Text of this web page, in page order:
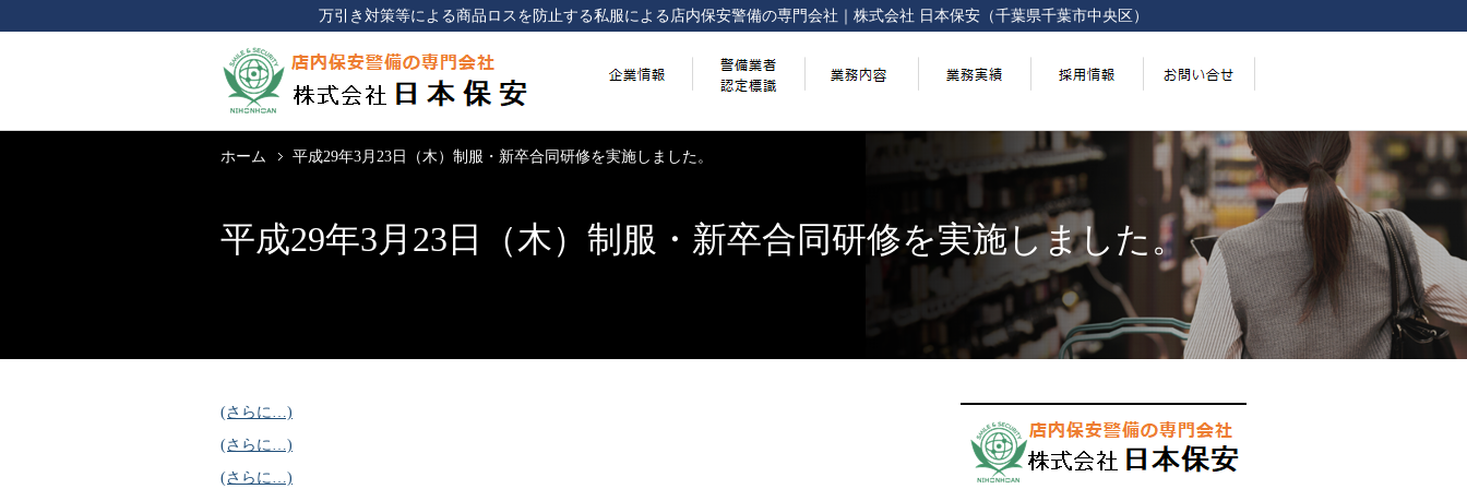
万引き対策等による商品ロスを防止する私服による店内保安警備の専門会社 株式会社 日本保安（千葉県千葉市中央区）
ホーム 平成29年3月23日（木）制服・新卒合同研修を実施しました。
平成29年3月23日（木）制服・新卒合同研修を実施しました。
(さらに…)
(さらに…)
(さらに…)